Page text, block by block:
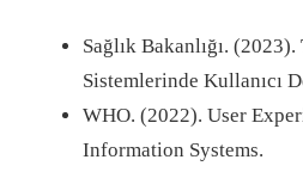
Sağlık Bakanlığı.
Sistemlerinde Kullanıcı
WHO. (2022). User
Information Systems.